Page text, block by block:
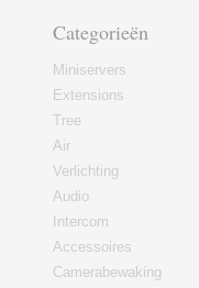
Categorieën
Miniservers
Extensions
Tree
Air
Verlichting
Audio
Intercom
Accessoires
Camerabewaking